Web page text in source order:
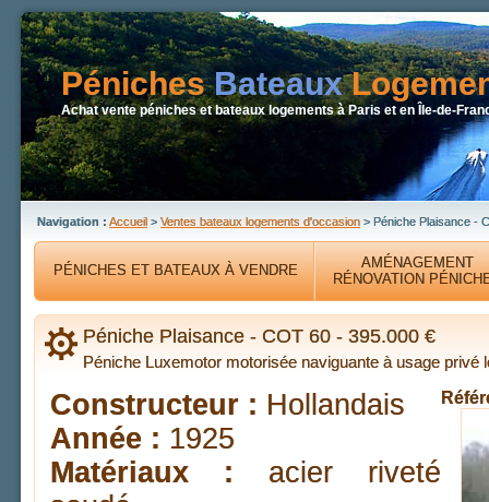
PénichesBateaux
Achat vente péniches et bateaux logements à Paris et en Île-de-
Navigation : Accueil > Ventes bateaux logements d'occasion > Péniche Plaisance -
PÉNICHES ET BATEAUX À VENDRE
AMÉNAGEMENT
RÉNOVATION
Péniche Plaisance - COT 60 - 395.000 €
Péniche Luxemotor motorisée naviguante à usage privé
Constructeur : Hollandais
Année : 1925
Matériaux : acier riveté